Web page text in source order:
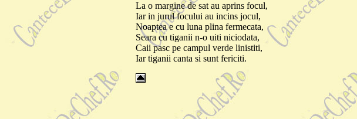
La o margine de sat au aprins focul,
Iar in jurul focului au incins jocul,
Noaptea e cu luna plina fermecata,
Seara cu tiganii n-o uiti niciodata,
Caii pasc pe campul verde linistiti,
Iar tiganii canta si sunt fericiti.